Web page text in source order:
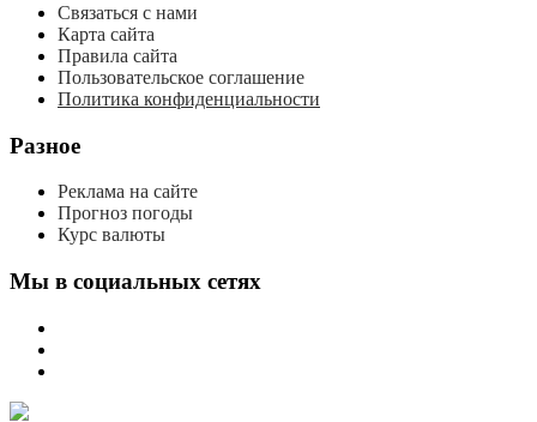
Связаться с нами
Карта сайта
Правила сайта
Пользовательское соглашение
Политика конфиденциальности
Разное
Реклама на сайте
Прогноз погоды
Курс валюты
Мы в социальных сетях